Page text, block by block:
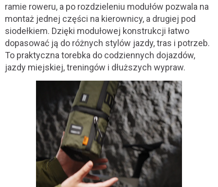
ramie roweru, a po rozdzieleniu modułów pozwala na
montaż jednej części na kierownicy, a drugiej pod
siodełkiem. Dzięki modułowej konstrukcji łatwo
dopasować ją do różnych stylów jazdy, tras i potrzeb.
To praktyczna torebka do codziennych dojazdów,
jazdy miejskiej, treningów i dłuższych wypraw.